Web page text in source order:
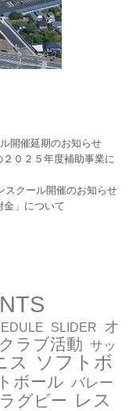
開催延期のお知らせ
０２５年度補助事業に
スクール開催のお知らせ
金」について
SLIDER
オ
クラブ活動 サッ
ス
ソフトボ
ボール バレー
ラグビー
レス